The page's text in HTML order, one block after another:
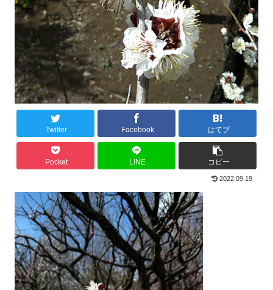
Twitter Facebook はてブ
Pocket LINE コピー
2022.09.19